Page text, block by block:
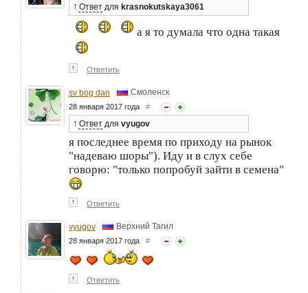
↑ Ответ для krasnokutskaya3061
а я то думала что одна такая
↑ Ответить
sv bog dan Смоленск
28 января 2017 года #
↑ Ответ для vyugov
я последнее время по приходу на рынок
"надеваю шоры"). Иду и в слух себе
говорю: "только попробуй зайти в семена"
↑ Ответить
vyugov Верхний Тагил
28 января 2017 года #
↑ Ответить